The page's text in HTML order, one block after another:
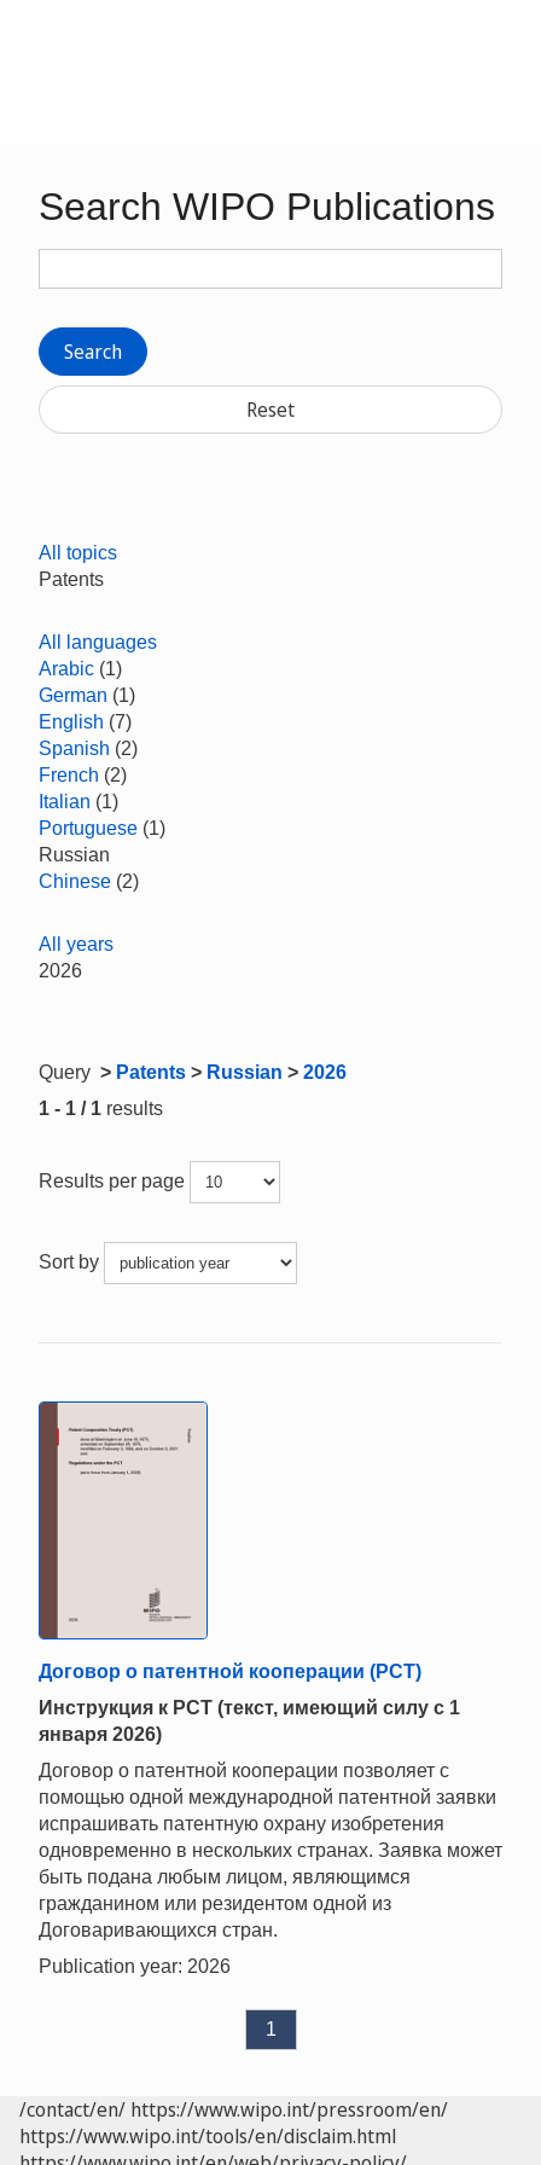
Search WIPO Publications
Search
Reset
All topics
Patents
All languages
Arabic (1)
German (1)
English (7)
Spanish (2)
French (2)
Italian (1)
Portuguese (1)
Russian
Chinese (2)
All years
2026
Query > Patents > Russian > 2026
1 - 1 / 1 results
Results per page
Sort by
Договор о патентной кооперации (PCT)
Инструкция к РСТ (текст, имеющий силу с 1
января 2026)
Договор о патентной кооперации позволяет с
помощью одной международной патентной заявки
испрашивать патентную охрану изобретения
одновременно в нескольких странах. Заявка может
быть подана любым лицом, являющимся
гражданином или резидентом одной из
Договаривающихся стран.
Publication year: 2026
1
/contact/en/ https://www.wipo.int/pressroom/en/
https://www.wipo.int/tools/en/disclaim.html